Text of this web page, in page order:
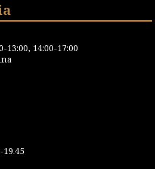
13:00, 14:00-17:00